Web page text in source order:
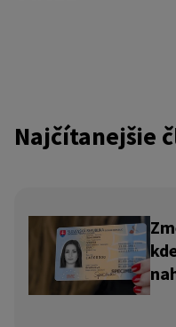
Najčítanejšie